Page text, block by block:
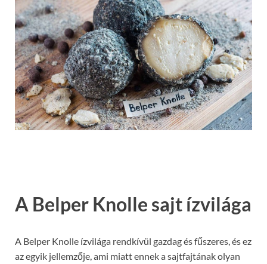
A Belper Knolle sajt ízvilága
A Belper Knolle ízvilága rendkívül gazdag és fűszeres, és ez
az egyik jellemzője, ami miatt ennek a sajtfajtának olyan